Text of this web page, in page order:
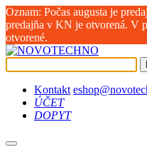
Oznam: Počas augusta je
predajňa v KN je otvorená. V
otvorené.
Kontakt
ÚČET
DOPYT